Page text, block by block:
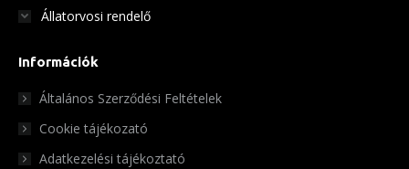
Állatorvosi rendelő
Információk
Általános Szerződési Feltételek
Cookie tájékozató
Adatkezelési tájékoztató